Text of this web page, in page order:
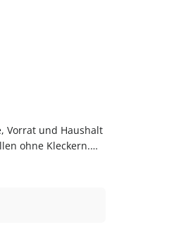
ohne Kleckern.
bequem online bei